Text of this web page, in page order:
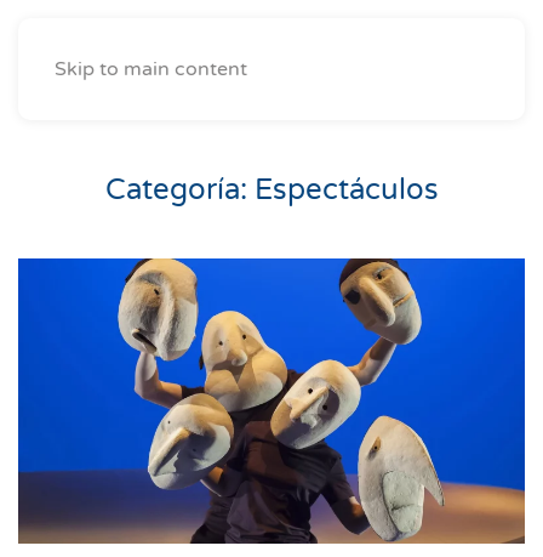
Skip to main content
Categoría: Espectáculos